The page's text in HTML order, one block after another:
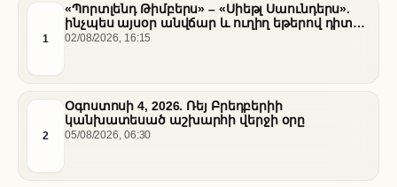
1
«Պորտլենդ Թիմբերս» – «Սիեթլ Սաունդերս».
ինչպես այսօր անվճար և ուղիղ եթերով դիտել
հանդիպումը
02/08/2026, 16:15
2
Օգոստոսի 4, 2026. Ռեյ Բրեդբերիի
կանխատեսած աշխարհի վերջի օրը
05/08/2026, 06:30